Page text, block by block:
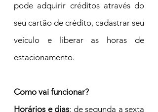
pode adquirir créditos através do
seu cartão de crédito, cadastrar seu
veículo e liberar as horas de
estacionamento.
Como vai funcionar?
Horários e dias: de segunda a sexta